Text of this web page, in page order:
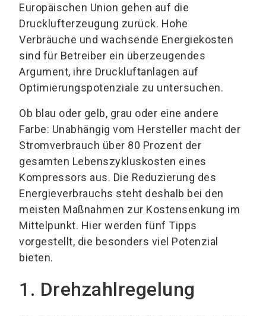
Europäischen Union gehen auf die
Drucklufterzeugung zurück. Hohe
Verbräuche und wachsende Energiekosten
sind für Betreiber ein überzeugendes
Argument, ihre Druckluftanlagen auf
Optimierungspotenziale zu untersuchen.
Ob blau oder gelb, grau oder eine andere
Farbe: Unabhängig vom Hersteller macht der
Stromverbrauch über 80 Prozent der
gesamten Lebenszykluskosten eines
Kompressors aus. Die Reduzierung des
Energieverbrauchs steht deshalb bei den
meisten Maßnahmen zur Kostensenkung im
Mittelpunkt. Hier werden fünf Tipps
vorgestellt, die besonders viel Potenzial
bieten.
1. Drehzahlregelung